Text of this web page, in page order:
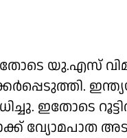
യു.എസ്
ഇതോടെ
വ്യോമപാത